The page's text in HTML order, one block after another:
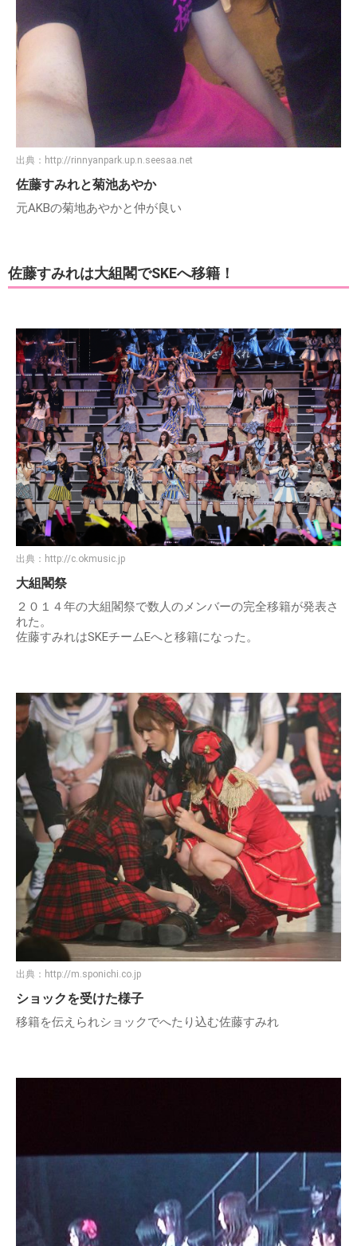
出典： http://rinnyanpark.up.n.seesaa.net
佐藤すみれと菊池あやか
元AKBの菊地あやかと仲が良い
佐藤すみれは大組閣でSKEへ移籍！
出典： http://c.okmusic.jp
大組閣祭
２０１４年の大組閣祭で数人のメンバーの完全移籍が発表さ
れた。
佐藤すみれはSKEチームEへと移籍になった。
出典： http://m.sponichi.co.jp
ショックを受けた様子
移籍を伝えられショックでへたり込む佐藤すみれ